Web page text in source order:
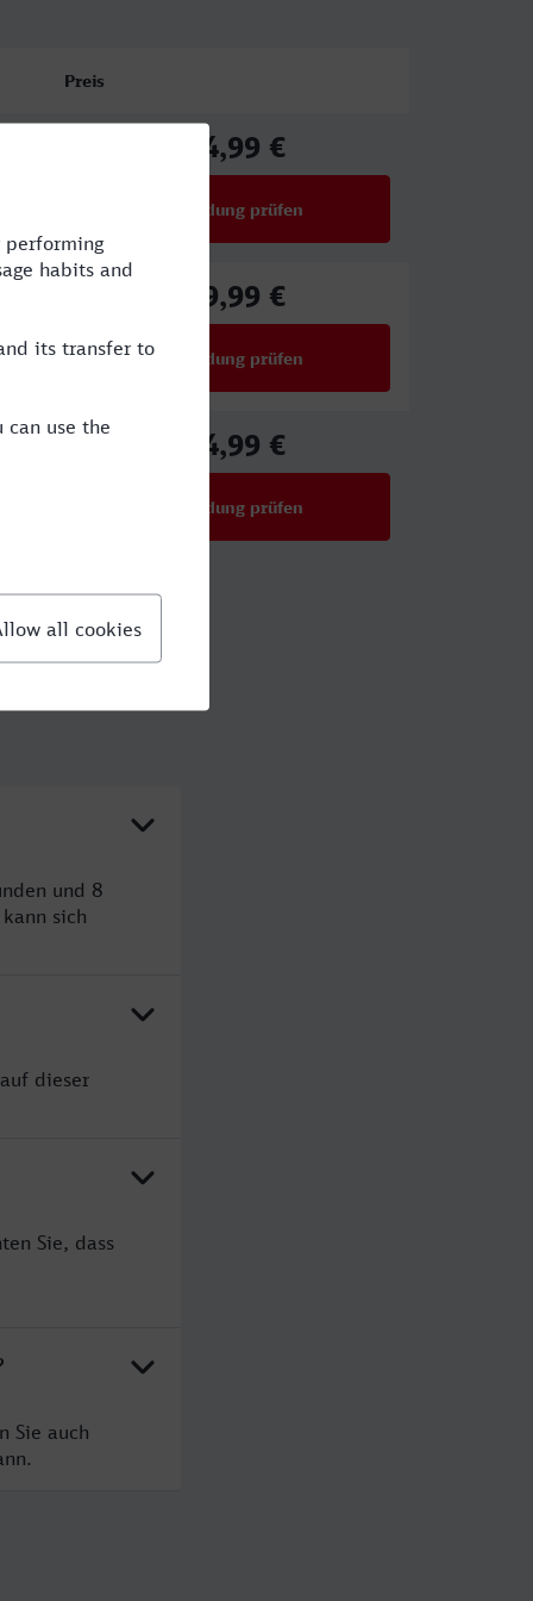
Preis
34,99 €
Verbindung prüfen
39,99 €
Verbindung prüfen
54,99 €
Verbindung prüfen
und 8
sich
dieser
Sie, dass
Sie auch